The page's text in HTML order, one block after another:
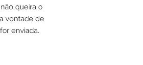
queira o
vontade de
enviada.